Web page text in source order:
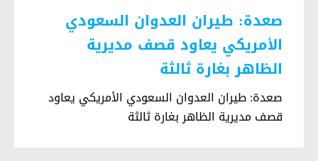
صعدة: طيران العدوان السعودي
الأمريكي يعاود قصف مديرية
الظاهر بغارة ثالثة
صعدة: طيران العدوان السعودي الأمريكي يعاود
قصف مديرية الظاهر بغارة ثالثة